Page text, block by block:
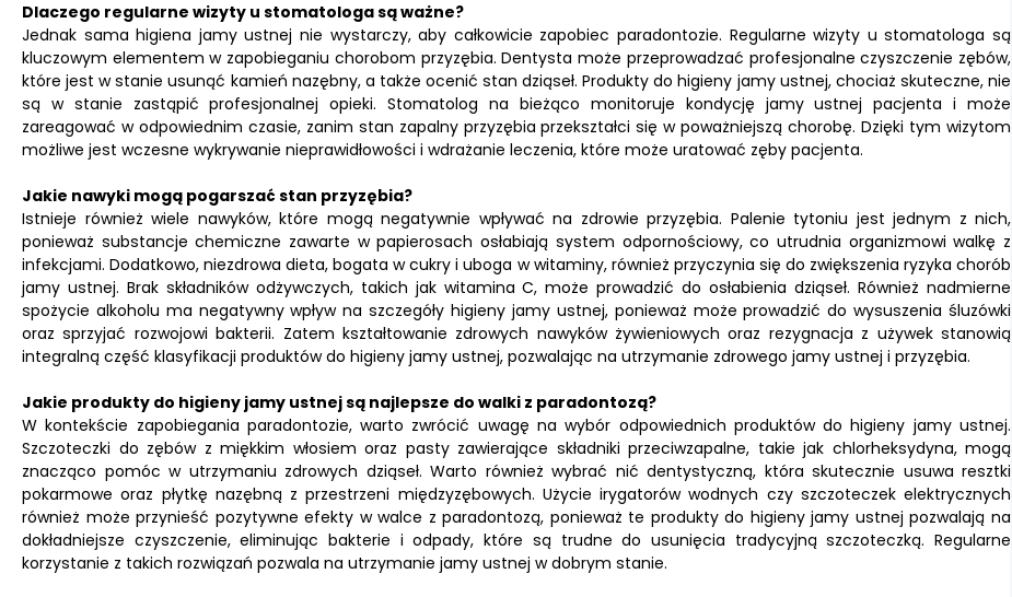
Dlaczego regularne wizyty u stomatologa są ważne?
Jednak sama higiena jamy ustnej nie wystarczy, aby całkowicie zapobiec paradontozie. Regularne wizyty u stomatologa są
kluczowym elementem w zapobieganiu chorobom przyzębia. Dentysta może przeprowadzać profesjonalne czyszczenie zębów,
które jest w stanie usunąć kamień nazębny, a także ocenić stan dziąseł. Produkty do higieny jamy ustnej, chociaż skuteczne, nie
są w stanie zastąpić profesjonalnej opieki. Stomatolog na bieżąco monitoruje kondycję jamy ustnej pacjenta i może
zareagować w odpowiednim czasie, zanim stan zapalny przyzębia przekształci się w poważniejszą chorobę. Dzięki tym wizytom
możliwe jest wczesne wykrywanie nieprawidłowości i wdrażanie leczenia, które może uratować zęby pacjenta.
Jakie nawyki mogą pogarszać stan przyzębia?
Istnieje również wiele nawyków, które mogą negatywnie wpływać na zdrowie przyzębia. Palenie tytoniu jest jednym z nich,
ponieważ substancje chemiczne zawarte w papierosach osłabiają system odpornościowy, co utrudnia organizmowi walkę z
infekcjami. Dodatkowo, niezdrowa dieta, bogata w cukry i uboga w witaminy, również przyczynia się do zwiększenia ryzyka chorób
jamy ustnej. Brak składników odżywczych, takich jak witamina C, może prowadzić do osłabienia dziąseł. Również nadmierne
spożycie alkoholu ma negatywny wpływ na szczegóły higieny jamy ustnej, ponieważ może prowadzić do wysuszenia śluzówki
oraz sprzyjać rozwojowi bakterii. Zatem kształtowanie zdrowych nawyków żywieniowych oraz rezygnacja z używek stanowią
integralną część klasyfikacji produktów do higieny jamy ustnej, pozwalając na utrzymanie zdrowego jamy ustnej i przyzębia.
Jakie produkty do higieny jamy ustnej są najlepsze do walki z paradontozą?
W kontekście zapobiegania paradontozie, warto zwrócić uwagę na wybór odpowiednich produktów do higieny jamy ustnej.
Szczoteczki do zębów z miękkim włosiem oraz pasty zawierające składniki przeciwzapalne, takie jak chlorheksydyna, mogą
znacząco pomóc w utrzymaniu zdrowych dziąseł. Warto również wybrać nić dentystyczną, która skutecznie usuwa resztki
pokarmowe oraz płytkę nazębną z przestrzeni międzyzębowych. Użycie irygatorów wodnych czy szczoteczek elektrycznych
również może przynieść pozytywne efekty w walce z paradontozą, ponieważ te produkty do higieny jamy ustnej pozwalają na
dokładniejsze czyszczenie, eliminując bakterie i odpady, które są trudne do usunięcia tradycyjną szczoteczką. Regularne
korzystanie z takich rozwiązań pozwala na utrzymanie jamy ustnej w dobrym stanie.